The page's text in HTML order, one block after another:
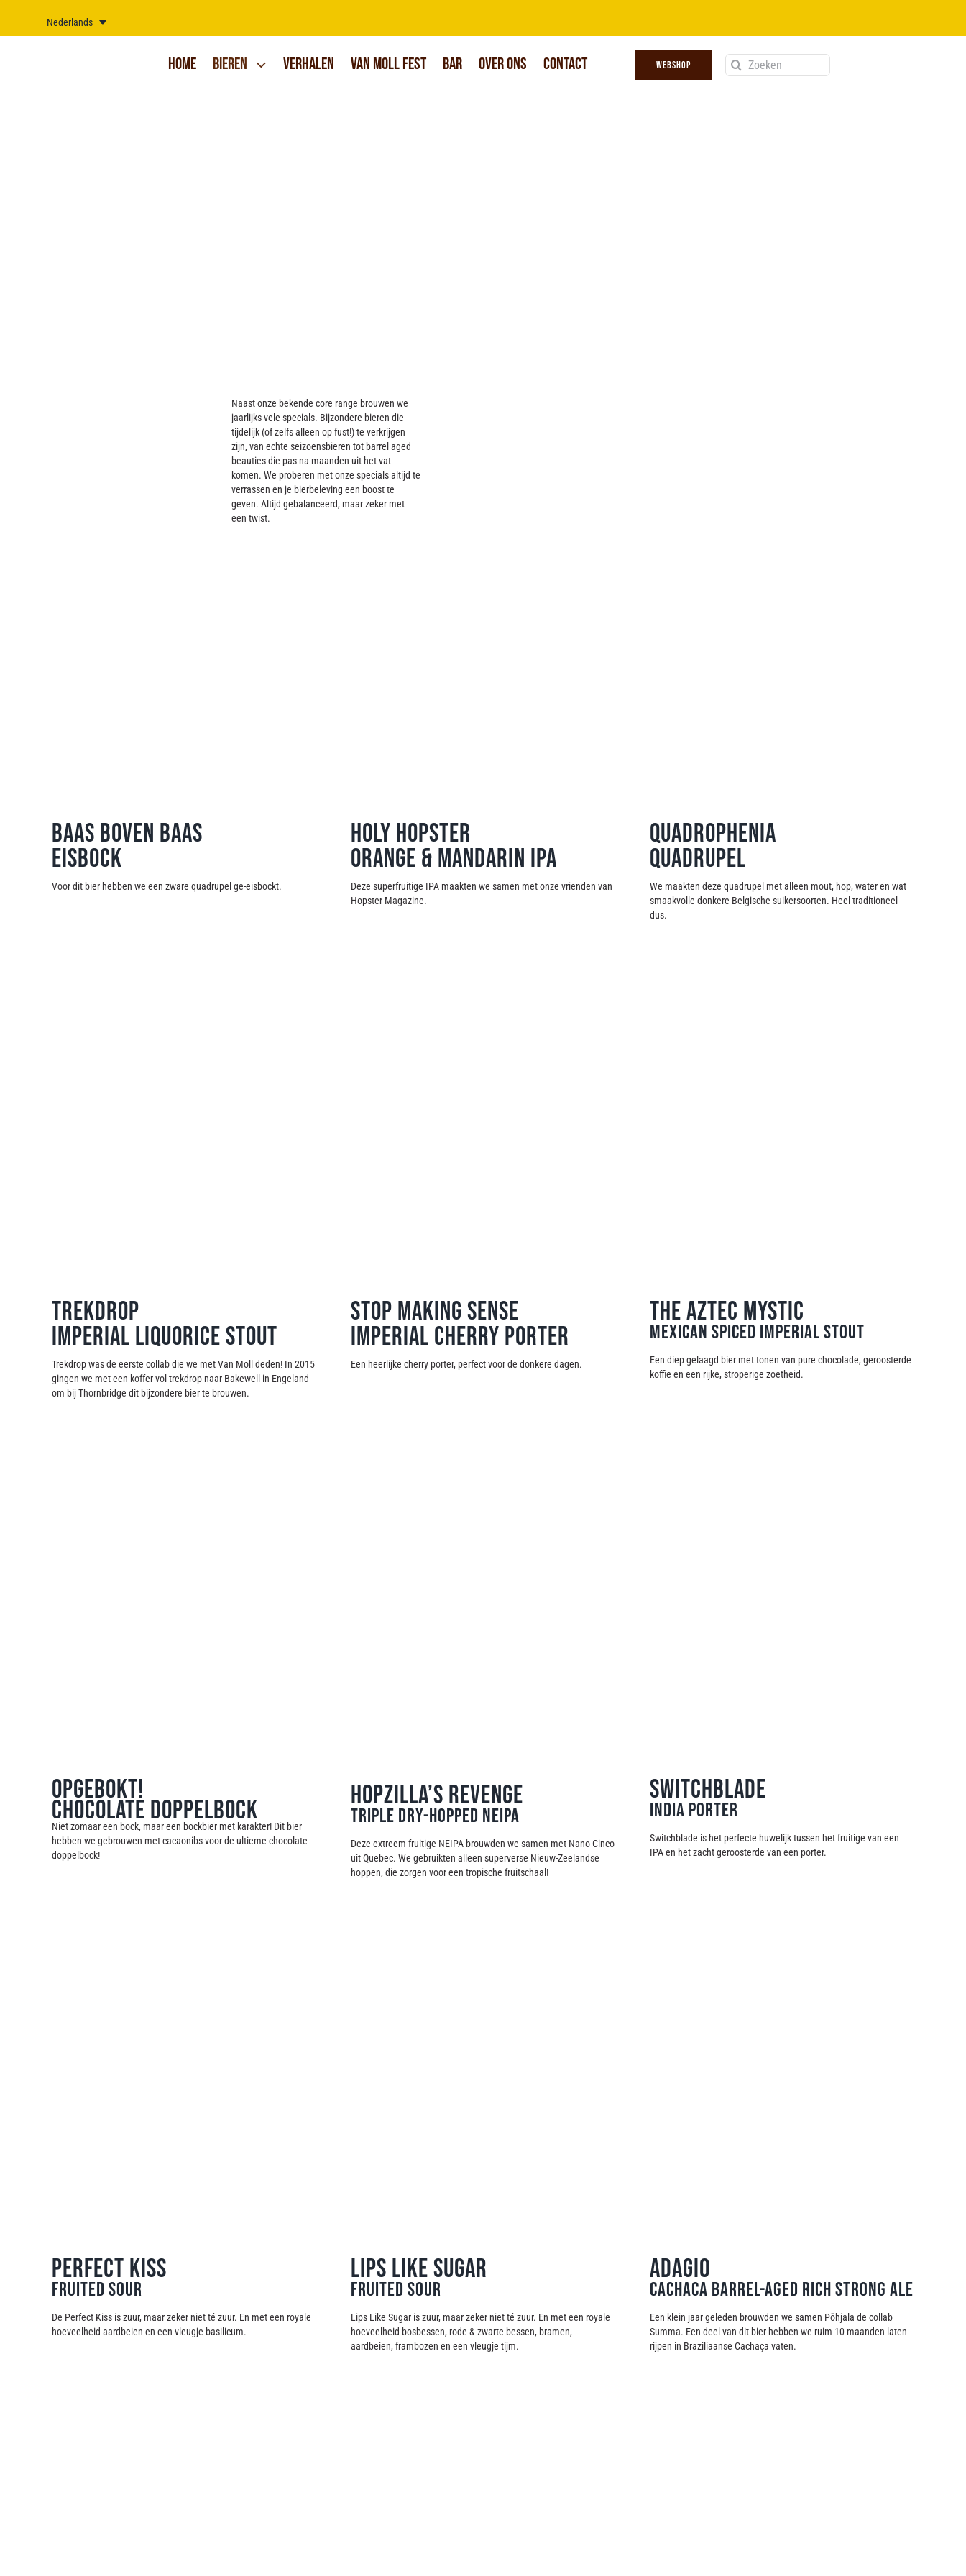
inhoud
Nederlands
Home Bieren Verhalen Van Moll Fest Bar Over Ons Contact WEBSHOP
Zoeken
naar:
Naast onze bekende core range brouwen we
jaarlijks vele specials. Bijzondere bieren die
tijdelijk (of zelfs alleen op fust!) te verkrijgen
zijn, van echte seizoensbieren tot barrel aged
beauties die pas na maanden uit het vat
komen. We proberen met onze specials altijd te
verrassen en je bierbeleving een boost te
geven. Altijd gebalanceerd, maar zeker met
een twist.
Baas Boven Baas
Eisbock
Voor dit bier hebben we een zware quadrupel ge-eisbockt.
Holy Hopster
Orange & Mandarin IPA
Deze superfruitige IPA maakten we samen met onze vrienden van
Hopster Magazine.
Quadrophenia
Quadrupel
We maakten deze quadrupel met alleen mout, hop, water en wat
smaakvolle donkere Belgische suikersoorten. Heel traditioneel
dus.
Trekdrop
Imperial Liquorice Stout
Trekdrop was de eerste collab die we met Van Moll deden! In 2015
gingen we met een koffer vol trekdrop naar Bakewell in Engeland
om bij Thornbridge dit bijzondere bier te brouwen.
Stop Making Sense
Imperial Cherry Porter
Een heerlijke cherry porter, perfect voor de donkere dagen.
The Aztec Mystic
Mexican Spiced Imperial Stout
Een diep gelaagd bier met tonen van pure chocolade, geroosterde
koffie en een rijke, stroperige zoetheid.
Opgebokt!
Chocolate Doppelbock
Niet zomaar een bock, maar een bockbier met karakter! Dit bier
hebben we gebrouwen met cacaonibs voor de ultieme chocolate
doppelbock!
Hopzilla’s Revenge
Triple dry-hopped neipa
Deze extreem fruitige NEIPA brouwden we samen met Nano Cinco
uit Quebec. We gebruikten alleen superverse Nieuw-Zeelandse
hoppen, die zorgen voor een tropische fruitschaal!
Switchblade
India Porter
Switchblade is het perfecte huwelijk tussen het fruitige van een
IPA en het zacht geroosterde van een porter.
Perfect Kiss
Fruited Sour
De Perfect Kiss is zuur, maar zeker niet té zuur. En met een royale
hoeveelheid aardbeien en een vleugje basilicum.
Lips Like Sugar
Fruited Sour
Lips Like Sugar is zuur, maar zeker niet té zuur. En met een royale
hoeveelheid bosbessen, rode & zwarte bessen, bramen,
aardbeien, frambozen en een vleugje tijm.
Adagio
Cachaca barrel-aged rich strong ale
Een klein jaar geleden brouwden we samen Põhjala de collab
Summa. Een deel van dit bier hebben we ruim 10 maanden laten
rijpen in Braziliaanse Cachaça vaten.